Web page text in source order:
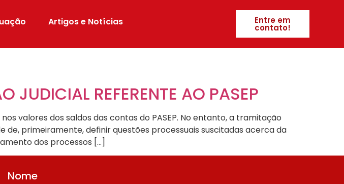
Artigos e Notícias Entre em
contato!
JUDICIAL REFERENTE AO PASEP
valores dos saldos das contas do PASEP. No entanto, a tramitação
de, primeiramente, definir questões processuais suscitadas acerca da
dos processos […]
Nome